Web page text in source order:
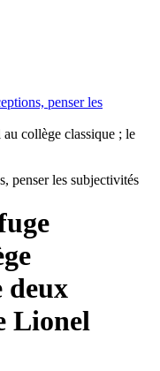
penser les
collège classique ; le
penser les subjectivités
deux
Lionel